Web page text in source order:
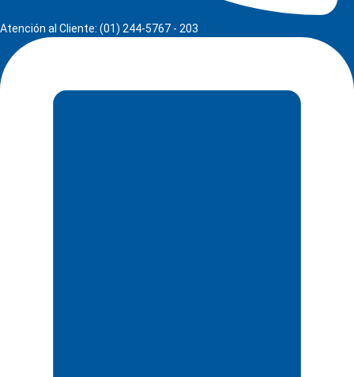
Atención al Cliente: (01) 244-5767 - 203